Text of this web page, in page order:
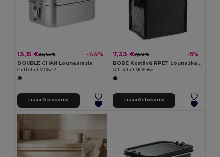
13,15 €23,45 € -44%
DOUBLE CHAN Lounasrasia
GiftRetail MO6212
Lisää Ostokoriin
7,33 €7,68 € -5%
BOBE Kestävä RPET Lounaskassi 600D Eristyksellä
GiftRetail MO6462
Lisää Ostokoriin